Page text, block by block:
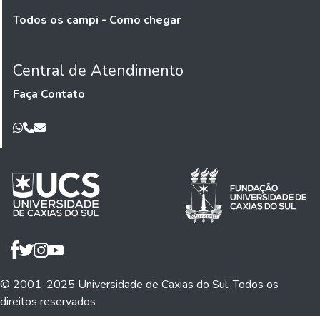
Todos os campi - Como chegar
Central de Atendimento
Faça Contato
© 2001-2025 Universidade de Caxias do Sul. Todos os
direitos reservados